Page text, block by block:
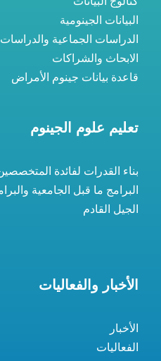
البيانات الجينومية
الدراسات الجماعية
الابحاث والشراكات
قاعدة بيانات جينوم الأمراض
تعليم علوم الجينوم
بناء القدرات لفائدة
البرامج ما قبل الجامعية
الجيل القادم
الأخبار والفعاليات
الأخبار
الفعاليات